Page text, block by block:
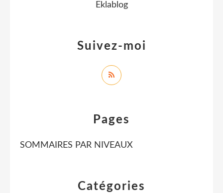
Catégories
Pages
SOMMAIRES PAR NIVEAUX
Suivez-moi
Eklablog